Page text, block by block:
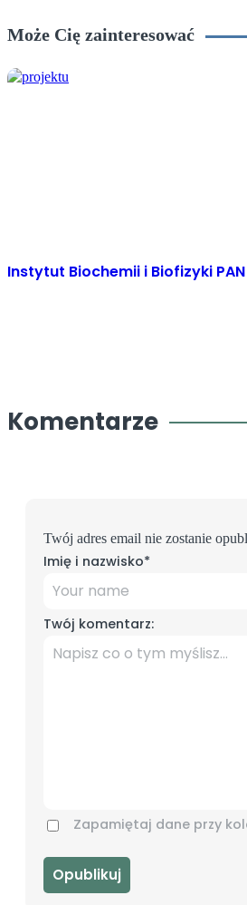
Może Cię zainteresować
Instytut Biochemii i Biofizyki
Komentarze
Twój adres email nie zostanie
Twój komentarz:
Imię i nazwisko*
Zapamiętaj dane przy